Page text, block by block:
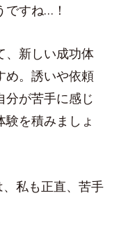
ですね…！
、新しい成功体
め。誘いや依頼
分が苦手に感じ
を積みましょ
私も正直、苦手